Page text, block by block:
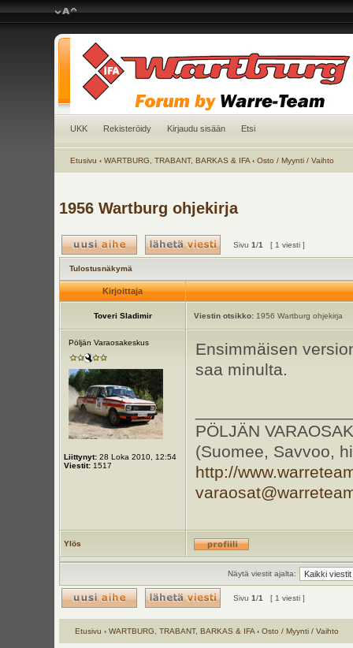
UKK Rekisteröidy Kirjaudu sisään Etsi
Etusivu ‹ WARTBURG, TRABANT, BARKAS & IFA ‹ Osto / Myynti / Vaihto
1956 Wartburg ohjekirja
Sivu 1/1 [ 1 viesti ]
Tulostusnäkymä
Kirjoittaja
Toveri Sladimir Viestin otsikko:1956 Wartburg ohjekirja
Pöljän Varaosakeskus
Liittynyt:28 Loka 2010, 12:54
Viestit:1517
Ensimmäisen
saa minulta.
PÖLJÄN
(Suomee, Savvoo,
http://
Ylös
Näytä viestit ajalta:
Sivu 1/1 [ 1 viesti ]
Etusivu ‹ WARTBURG, TRABANT, BARKAS & IFA ‹ Osto / Myynti / Vaihto